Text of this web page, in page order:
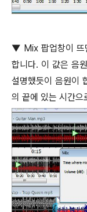
▼ Mix 팝업창이 뜨
합니다. 이 값은 음
설명했듯이 음원이
의 끝에 있는 시간으